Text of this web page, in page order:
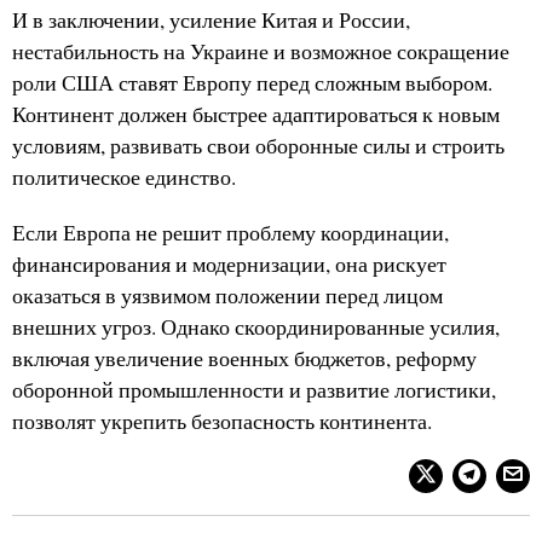
И в заключении, усиление Китая и России,
нестабильность на Украине и возможное сокращение
роли США ставят Европу перед сложным выбором.
Континент должен быстрее адаптироваться к новым
условиям, развивать свои оборонные силы и строить
политическое единство.
Если Европа не решит проблему координации,
финансирования и модернизации, она рискует
оказаться в уязвимом положении перед лицом
внешних угроз. Однако скоординированные усилия,
включая увеличение военных бюджетов, реформу
оборонной промышленности и развитие логистики,
позволят укрепить безопасность континента.